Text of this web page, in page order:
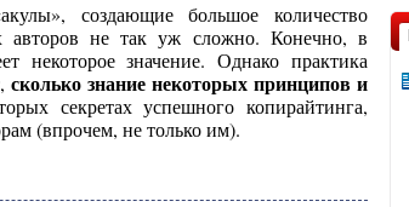
создающие большое количество
авторов не так уж сложно. Конечно, в
некоторое значение. Однако практика
сколько знание некоторых принципов и
секретах успешного копирайтинга,
(впрочем, не только им).